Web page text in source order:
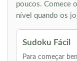
poucos. Comece
nível quando os
Sudoku Fácil
Para começar